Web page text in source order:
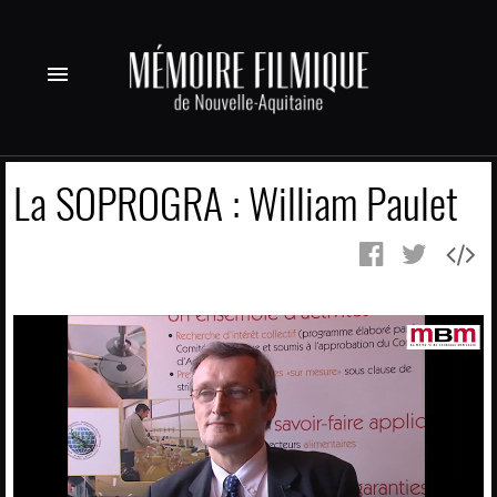
menu
La SOPROGRA : William Paulet